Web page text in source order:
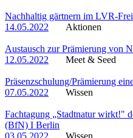
Nachhaltig gärtnern im LVR-
14.05.2022
Aktionen
Austausch zur Prämierung von
12.05.2022
Meet & Seed
Präsenzschulung/Prämierung
07.05.2022
Wissen
Fachtagung „Stadtnatur wirkt!"
(BfN) I Berlin
03.05.2022
Wissen